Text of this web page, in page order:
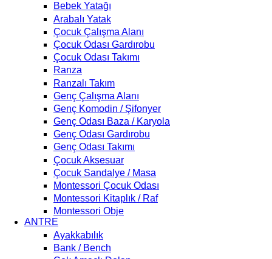
Bebek Yatağı
Arabalı Yatak
Çocuk Çalışma Alanı
Çocuk Odası Gardırobu
Çocuk Odası Takımı
Ranza
Ranzalı Takım
Genç Çalışma Alanı
Genç Komodin / Şifonyer
Genç Odası Baza / Karyola
Genç Odası Gardırobu
Genç Odası Takımı
Çocuk Aksesuar
Çocuk Sandalye / Masa
Montessori Çocuk Odası
Montessori Kitaplık / Raf
Montessori Obje
ANTRE
Ayakkabılık
Bank / Bench